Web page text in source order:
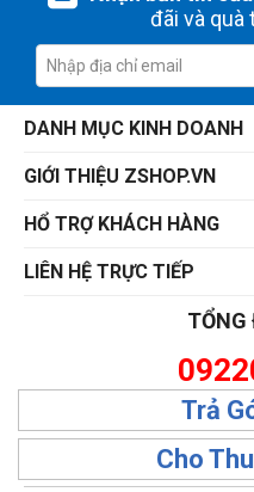
đãi và quà
DANH MỤC KINH DOANH
GIỚI THIỆU ZSHOP.VN
HỔ TRỢ KHÁCH HÀNG
LIÊN HỆ TRỰC TIẾP
TỔNG
Trả
Cho